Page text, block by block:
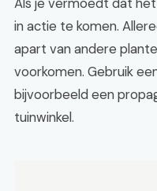
in actie te komen.
apart van andere
voorkomen. Gebruik
bijvoorbeeld een
tuinwinkel.